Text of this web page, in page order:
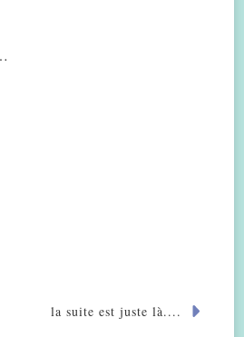
FF, $
la suite est juste là....